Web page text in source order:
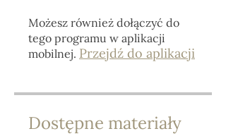
Możesz również dołączyć do
tego programu w aplikacji
mobilnej. Przejdź do aplikacji
Dostępne materiały